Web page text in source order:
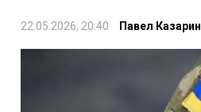
22.05.2026, 20:40 Павел Казарин